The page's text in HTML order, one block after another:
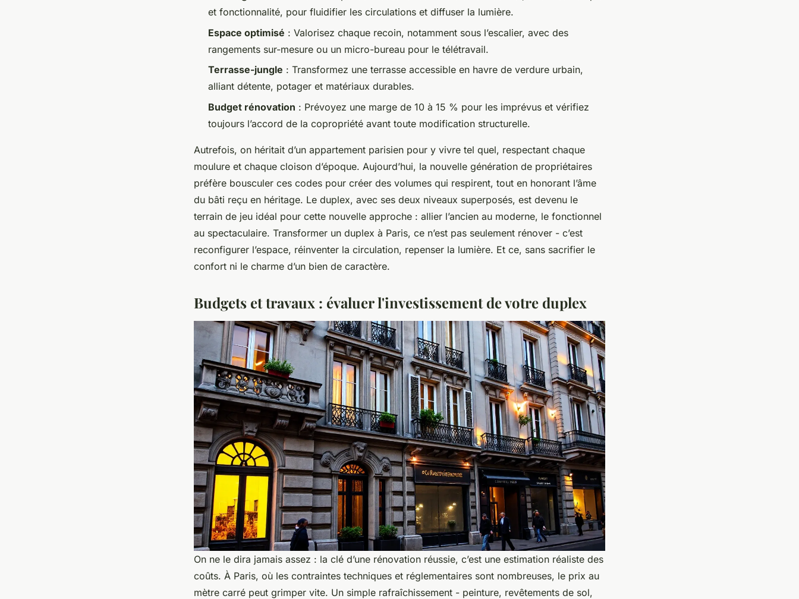
et fonctionnalité, pour fluidifier les circulations et diffuser la lumière.
Espace optimisé : Valorisez chaque recoin, notamment sous l’escalier, avec des
rangements sur-mesure ou un micro-bureau pour le télétravail.
Terrasse-jungle : Transformez une terrasse accessible en havre de verdure urbain,
alliant détente, potager et matériaux durables.
Budget rénovation : Prévoyez une marge de 10 à 15 % pour les imprévus et vérifiez
toujours l’accord de la copropriété avant toute modification structurelle.
Autrefois, on héritait d’un appartement parisien pour y vivre tel quel, respectant chaque
moulure et chaque cloison d’époque. Aujourd’hui, la nouvelle génération de propriétaires
préfère bousculer ces codes pour créer des volumes qui respirent, tout en honorant l’âme
du bâti reçu en héritage. Le duplex, avec ses deux niveaux superposés, est devenu le
terrain de jeu idéal pour cette nouvelle approche : allier l’ancien au moderne, le fonctionnel
au spectaculaire. Transformer un duplex à Paris, ce n’est pas seulement rénover - c’est
reconfigurer l’espace, réinventer la circulation, repenser la lumière. Et ce, sans sacrifier le
confort ni le charme d’un bien de caractère.
Budgets et travaux : évaluer l'investissement de votre duplex
On ne le dira jamais assez : la clé d’une rénovation réussie, c’est une estimation réaliste des
coûts. À Paris, où les contraintes techniques et réglementaires sont nombreuses, le prix au
mètre carré peut grimper vite. Un simple rafraîchissement - peinture, revêtements de sol,